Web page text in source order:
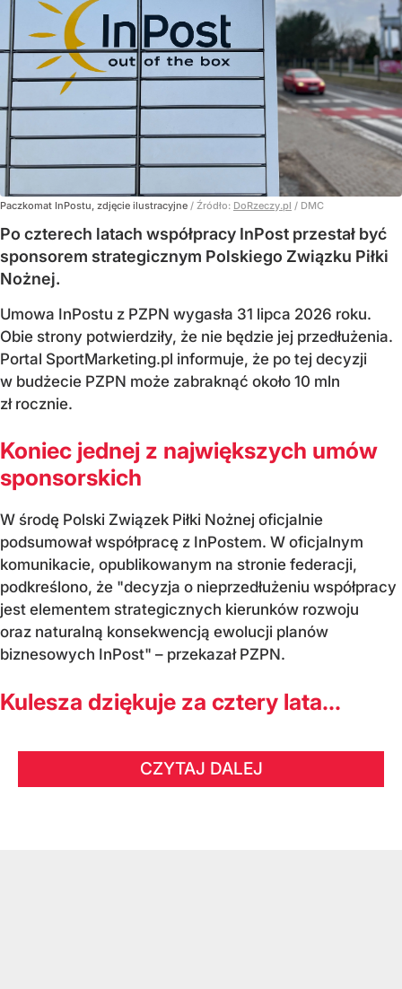
Paczkomat InPostu, zdjęcie ilustracyjne / Źródło: DoRzeczy.pl / DMC
Po czterech latach współpracy InPost przestał być
sponsorem strategicznym Polskiego Związku Piłki
Nożnej.
Umowa InPostu z PZPN wygasła 31 lipca 2026 roku.
Obie strony potwierdziły, że nie będzie jej przedłużenia.
Portal SportMarketing.pl informuje, że po tej decyzji
w budżecie PZPN może zabraknąć około 10 mln
zł rocznie.
Koniec jednej z największych umów
sponsorskich
W środę Polski Związek Piłki Nożnej oficjalnie
podsumował współpracę z InPostem. W oficjalnym
komunikacie, opublikowanym na stronie federacji,
podkreślono, że "decyzja o nieprzedłużeniu współpracy
jest elementem strategicznych kierunków rozwoju
oraz naturalną konsekwencją ewolucji planów
biznesowych InPost" – przekazał PZPN.
Kulesza dziękuje za cztery lata...
CZYTAJ DALEJ